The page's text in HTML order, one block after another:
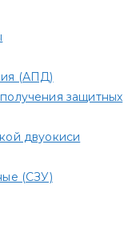
(АПД)
защитных
двуокиси
(СЗУ)